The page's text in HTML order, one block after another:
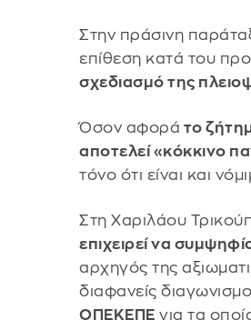
Στην πράσινη
επίθεση κατά του
σχεδιασμό της
Όσον αφορά το
αποτελεί «κόκκινο
τόνο ότι είναι και
Στη Χαριλάου
επιχειρεί να
αρχηγός της
διαφανείς
ΟΠΕΚΕΠΕ για τα